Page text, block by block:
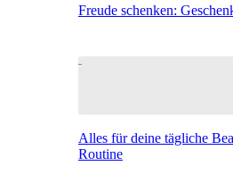
Freude schenken:
Alles für deine tägliche
Routine